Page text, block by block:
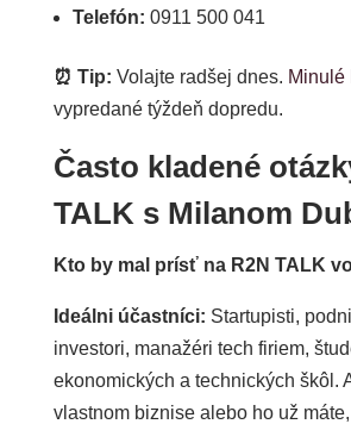
Telefón: 0911 500 041
⏰ Tip: Volajte radšej dnes. Minulé
vypredané týždeň dopredu.
Často kladené
TALK s Milanom
Kto by mal prísť na R2N TALK
Ideálni účastníci: Startupisti,
investori, manažéri tech firiem,
ekonomických a technických škôl.
vlastnom biznise alebo ho už